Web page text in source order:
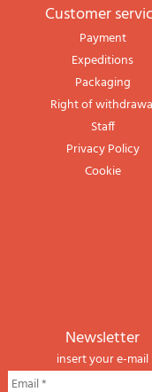
Customer
Payment
Expeditions
Packaging
Right of
Staff
Privacy Policy
Cookie
newsletter
insert your e-mail